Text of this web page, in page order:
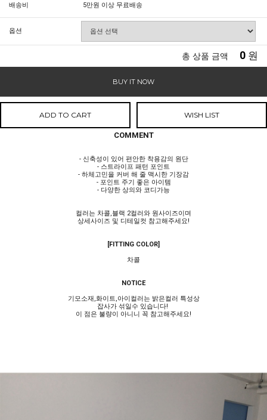
배송비 5만원 이상 무료배송
옵션
총 상품 금액 0 원
BUY IT NOW
ADD TO CART WISH LIST
COMMENT
- 신축성이 있어 편안한 착용감의 원단
- 스트라이프 패턴 포인트
- 하체고민을 커버 해 줄 맥시한 기장감
- 포인트 주기 좋은 아이템
- 다양한 상의와 코디가능
컬러는 차콜,블랙 2컬러와 원사이즈이며
상세사이즈 및 디테일컷 참고해주세요!
[FITTING COLOR]
차콜
NOTICE
기모소재,화이트,아이컬러는 밝은컬러 특성상
잡사가 섞일수 있습니다!
이 점은 불량이 아니니 꼭 참고해주세요!